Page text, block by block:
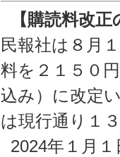
【購読料改正
民報社は８月
料を２１５０
込み）に改定
は現行通り１
2024年１月１